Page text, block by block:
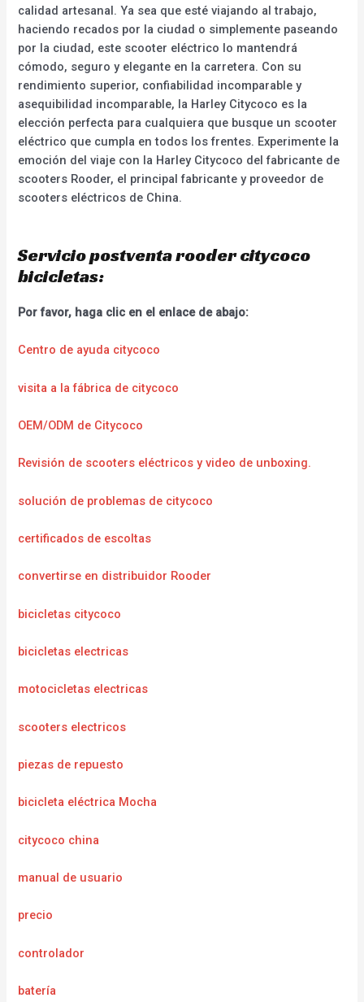
calidad artesanal. Ya sea que esté viajando al trabajo,
haciendo recados por la ciudad o simplemente paseando
por la ciudad, este scooter eléctrico lo mantendrá
cómodo, seguro y elegante en la carretera. Con su
rendimiento superior, confiabilidad incomparable y
asequibilidad incomparable, la Harley Citycoco es la
elección perfecta para cualquiera que busque un scooter
eléctrico que cumpla en todos los frentes. Experimente la
emoción del viaje con la Harley Citycoco del fabricante de
scooters Rooder, el principal fabricante y proveedor de
scooters eléctricos de China.
Servicio postventa rooder citycoco
bicicletas:
Por favor, haga clic en el enlace de abajo:
Centro de ayuda citycoco
visita a la fábrica de citycoco
OEM/ODM de Citycoco
Revisión de scooters eléctricos y video de unboxing.
solución de problemas de citycoco
certificados de escoltas
convertirse en distribuidor Rooder
bicicletas citycoco
bicicletas electricas
motocicletas electricas
scooters electricos
piezas de repuesto
bicicleta eléctrica Mocha
citycoco china
manual de usuario
precio
controlador
batería